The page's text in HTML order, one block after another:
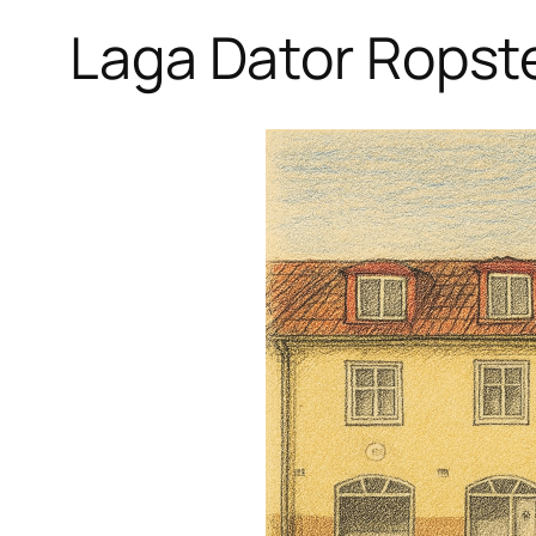
Laga Dator